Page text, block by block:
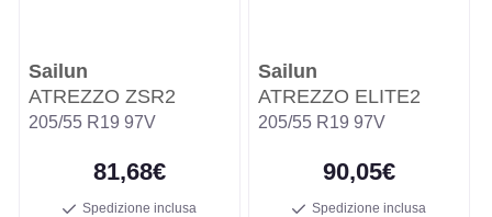
Sailun
ATREZZO ZSR2
205/55 R19 97V
81,68€
Spedizione inclusa
Sailun
ATREZZO ELITE2
205/55 R19 97V
90,05€
Spedizione inclusa